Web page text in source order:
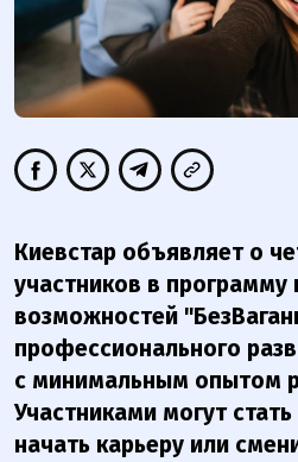
Киевстар объявляет о
участников в программу
возможностей
профессионального
с минимальным опытом
Участниками могут
начать карьеру или